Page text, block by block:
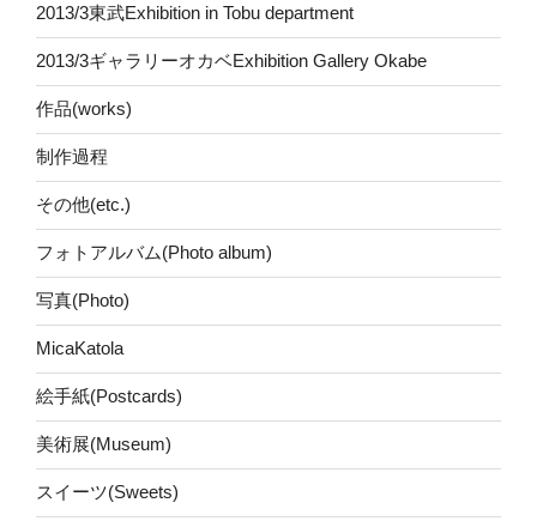
2013/3東武Exhibition in Tobu department
2013/3ギャラリーオカベExhibition Gallery Okabe
作品(works)
制作過程
その他(etc.)
フォトアルバム(Photo album)
写真(Photo)
MicaKatola
絵手紙(Postcards)
美術展(Museum)
スイーツ(Sweets)